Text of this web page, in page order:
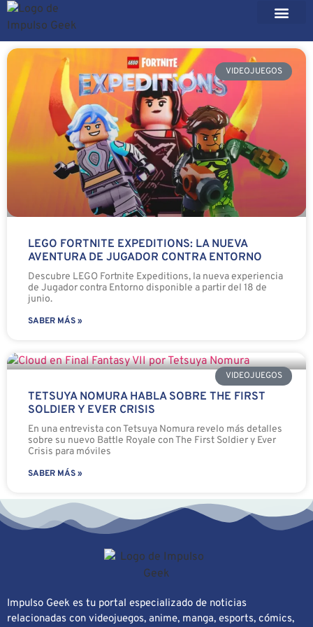
VIDEOJUEGOS
LEGO FORTNITE EXPEDITIONS: LA NUEVA
AVENTURA DE JUGADOR CONTRA ENTORNO
Descubre LEGO Fortnite Expeditions, la nueva experiencia
de Jugador contra Entorno disponible a partir del 18 de
junio.
SABER MÁS »
VIDEOJUEGOS
TETSUYA NOMURA HABLA SOBRE THE FIRST
SOLDIER Y EVER CRISIS
En una entrevista con Tetsuya Nomura revelo más detalles
sobre su nuevo Battle Royale con The First Soldier y Ever
Crisis para móviles
SABER MÁS »
Impulso Geek es tu portal especializado de noticias
relacionadas con videojuegos, anime, manga, esports, cómics,